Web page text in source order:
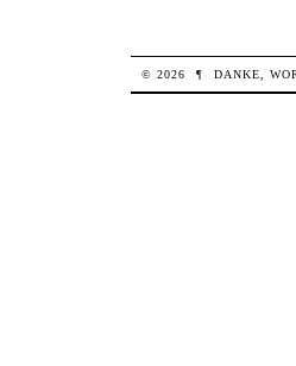
© 2026 ¶ DANKE,